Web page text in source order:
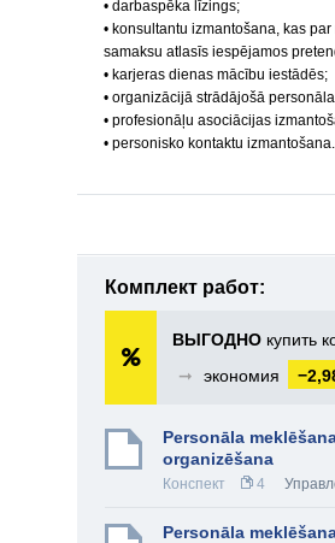
• darbaspēka līzings;
• konsultantu izmantošana, kas par
samaksu atlasīs iespējamos
• karjeras dienas mācību iestādēs;
• organizācijā strādājošā
• profesionāļu asociācijas
• personisko kontaktu
Комплект работ:
ВЫГОДНО купить
➞
экономия
Personāla
organizēšana
Конспект 4
Personāla